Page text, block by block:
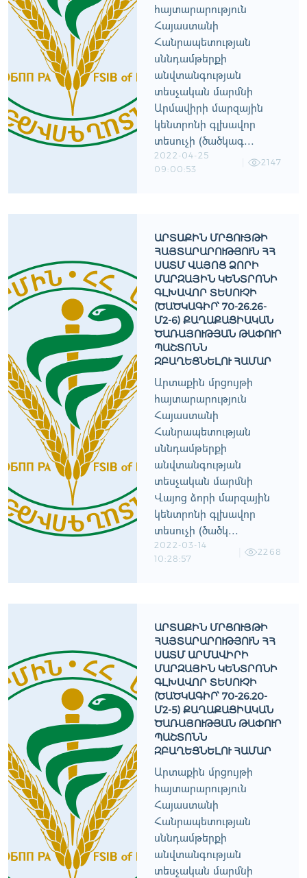
հայտարարություն
Հայաստանի
Հանրապետության
սննդամթերքի
անվտանգության
տեսչական մարմնի
Արմավիրի մարզային
կենտրոնի գլխավոր
տեսուչի (ծածկագ...
2022-04-25
09:00:53
2147
ԱՐՏԱՔԻՆ ՄՐՑՈՒՅԹԻ
ՀԱՅՏԱՐԱՐՈՒԹՅՈՒՆ ՀՀ
ՍԱՏՄ ՎԱՅՈՑ ՁՈՐԻ
ՄԱՐԶԱՅԻՆ ԿԵՆՏՐՈՆԻ
ԳԼԽԱՎՈՐ ՏԵՍՈՒՉԻ
(ԾԱԾԿԱԳԻՐ՝ 70-26.26-
Մ2-6) ՔԱՂԱՔԱՑԻԱԿԱՆ
ԾԱՌԱՅՈՒԹՅԱՆ ԹԱՓՈՒՐ
ՊԱՇՏՈՆՆ
ԶԲԱՂԵՑՆԵԼՈՒ ՀԱՄԱՐ
Արտաքին մրցույթի
հայտարարություն
Հայաստանի
Հանրապետության
սննդամթերքի
անվտանգության
տեսչական մարմնի
Վայոց ձորի մարզային
կենտրոնի գլխավոր
տեսուչի (ծածկ...
2022-03-14
10:28:57
2268
ԱՐՏԱՔԻՆ ՄՐՑՈՒՅԹԻ
ՀԱՅՏԱՐԱՐՈՒԹՅՈՒՆ ՀՀ
ՍԱՏՄ ԱՐՄԱՎԻՐԻ
ՄԱՐԶԱՅԻՆ ԿԵՆՏՐՈՆԻ
ԳԼԽԱՎՈՐ ՏԵՍՈՒՉԻ
(ԾԱԾԿԱԳԻՐ՝ 70-26.20-
Մ2-5) ՔԱՂԱՔԱՑԻԱԿԱՆ
ԾԱՌԱՅՈՒԹՅԱՆ ԹԱՓՈՒՐ
ՊԱՇՏՈՆՆ
ԶԲԱՂԵՑՆԵԼՈՒ ՀԱՄԱՐ
Արտաքին մրցույթի
հայտարարություն
Հայաստանի
Հանրապետության
սննդամթերքի
անվտանգության
տեսչական մարմնի